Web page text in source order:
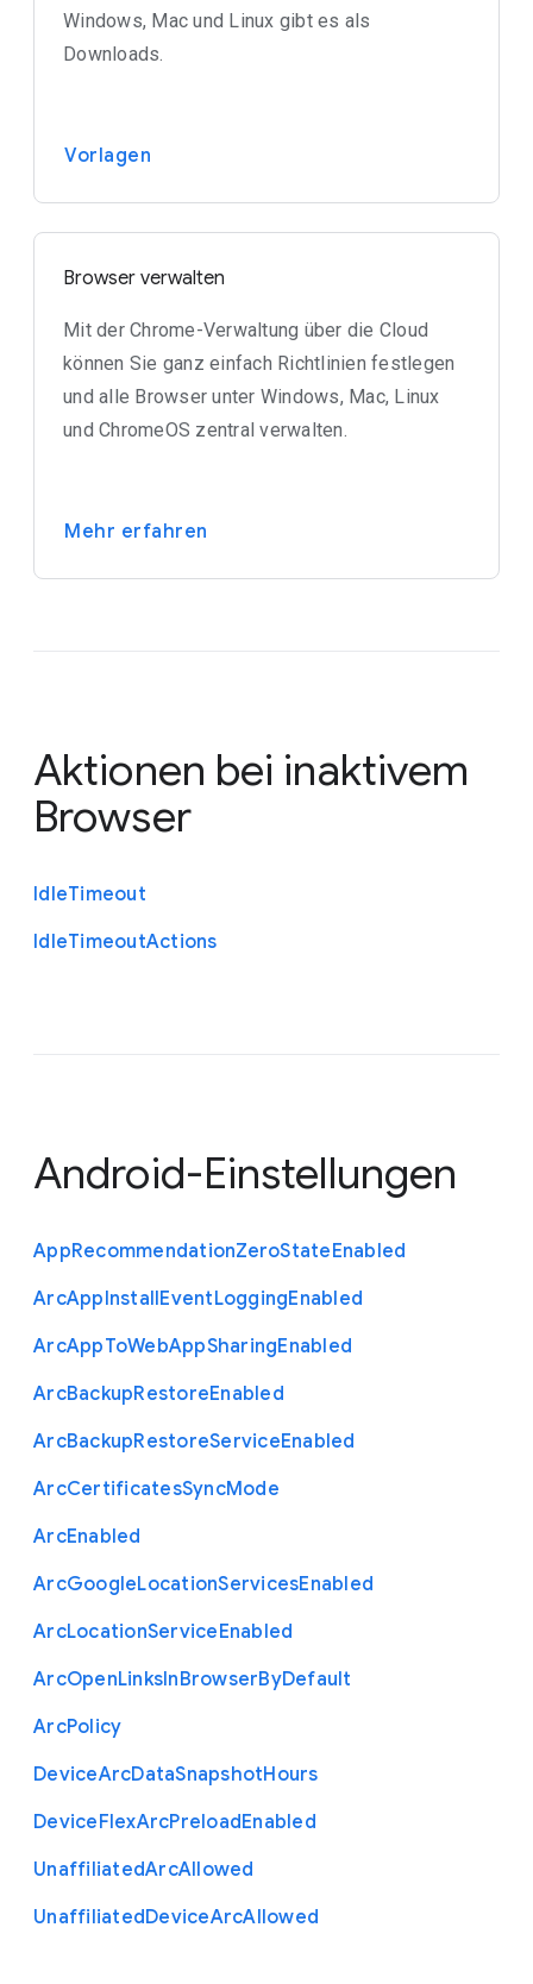
Windows, Mac und Linux gibt es als
Downloads.
Vorlagen
Browser verwalten
Mit der Chrome-Verwaltung über die Cloud
können Sie ganz einfach Richtlinien festlegen
und alle Browser unter Windows, Mac, Linux
und ChromeOS zentral verwalten.
Mehr erfahren
Aktionen bei inaktivem
Browser
IdleTimeout
IdleTimeoutActions
Android-Einstellungen
AppRecommendationZeroStateEnabled
ArcAppInstallEventLoggingEnabled
ArcAppToWebAppSharingEnabled
ArcBackupRestoreEnabled
ArcBackupRestoreServiceEnabled
ArcCertificatesSyncMode
ArcEnabled
ArcGoogleLocationServicesEnabled
ArcLocationServiceEnabled
ArcOpenLinksInBrowserByDefault
ArcPolicy
DeviceArcDataSnapshotHours
DeviceFlexArcPreloadEnabled
UnaffiliatedArcAllowed
UnaffiliatedDeviceArcAllowed